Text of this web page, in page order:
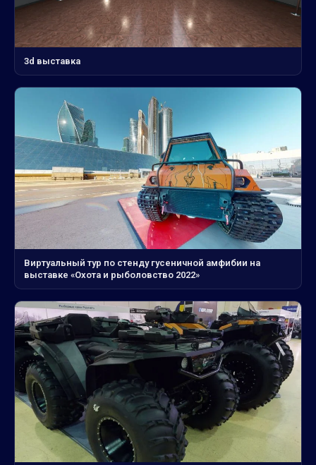
3d выставка
Виртуальный тур по стенду гусеничной амфибии на
выставке «Охота и рыболовство 2022»